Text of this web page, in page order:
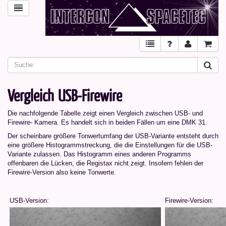
Vergleich USB-Firewire
Die nachfolgende Tabelle zeigt einen Vergleich zwischen USB- und
Firewire- Kamera. Es handelt sich in beiden Fällen um eine DMK 31.
Der scheinbare größere Tonwertumfang der USB-Variante entsteht durch
eine größere Histogrammstreckung, die die Einstellungen für die USB-
Variante zulassen. Das Histogramm eines anderen Programms
offenbaren die Lücken, die Registax nicht zeigt. Insofern fehlen der
Firewire-Version also keine Tonwerte.
USB-Version: Firewire-Version: